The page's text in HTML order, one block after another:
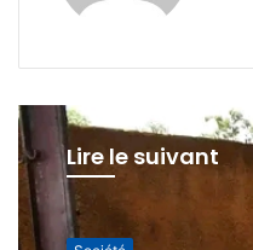
Lire le suivant